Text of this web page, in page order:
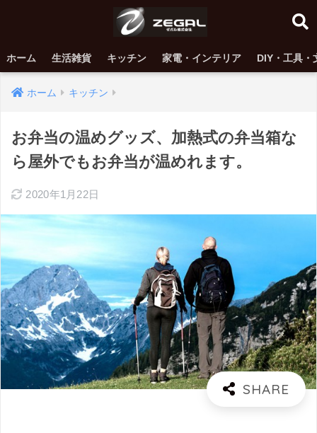
ホーム 生活雑貨 キッチン 家電・インテリア DIY・工具・
ホーム キッチン
お弁当の温めグッズ、加熱式の弁当箱な
ら屋外でもお弁当が温めれます。
2020年1月22日